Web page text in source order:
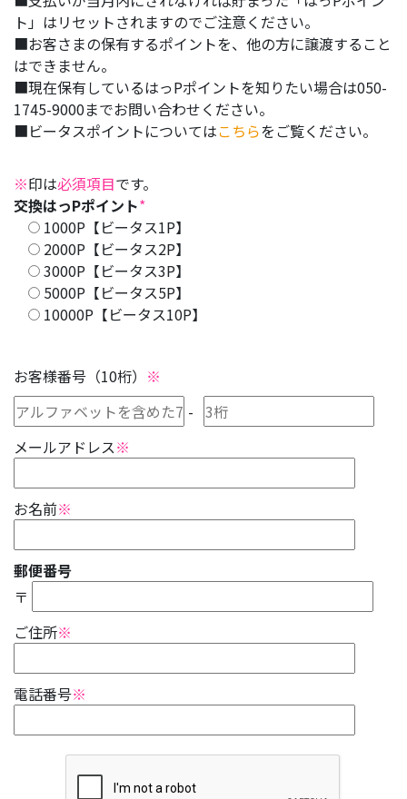
ト」はリセットされますのでご注意ください。
■お客さまの保有するポイントを、他の方に譲渡すること
はできません。
■現在保有しているはっPポイントを知りたい場合は050-
1745-9000までお問い合わせください。
■ビータスポイントについてはこちらをご覧ください。
※印は必須項目です。
交換はっPポイント*
1000P【ビータス1P】
2000P【ビータス2P】
3000P【ビータス3P】
5000P【ビータス5P】
10000P【ビータス10P】
お客様番号（10桁） ※
-
メールアドレス※
お名前※
郵便番号
〒
ご住所※
電話番号※